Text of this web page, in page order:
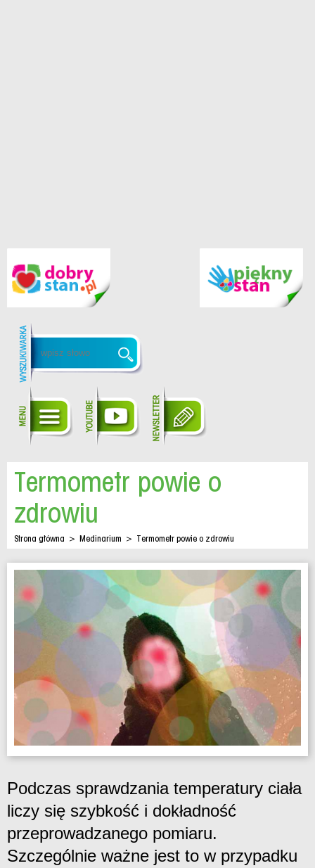
Termometr powie o
zdrowiu
Strona główna > Medinarium > Termometr powie o zdrowiu
Podczas sprawdzania temperatury ciała
liczy się szybkość i dokładność
przeprowadzanego pomiaru.
Szczególnie ważne jest to w przypadku